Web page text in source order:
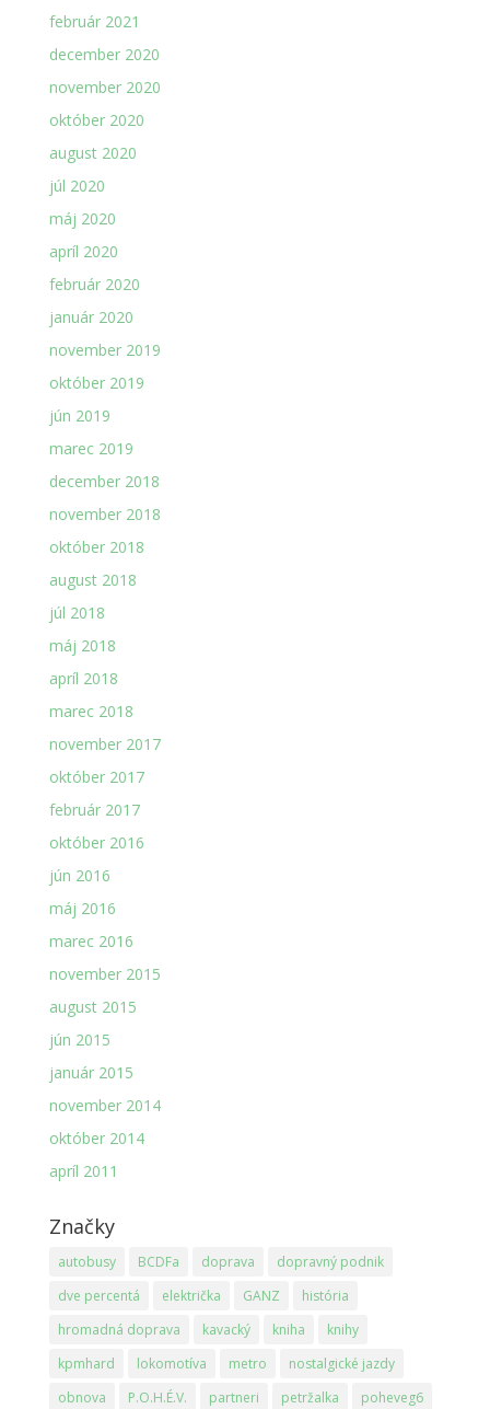
február 2021
december 2020
november 2020
október 2020
august 2020
júl 2020
máj 2020
apríl 2020
február 2020
január 2020
november 2019
október 2019
jún 2019
marec 2019
december 2018
november 2018
október 2018
august 2018
júl 2018
máj 2018
apríl 2018
marec 2018
november 2017
október 2017
február 2017
október 2016
jún 2016
máj 2016
marec 2016
november 2015
august 2015
jún 2015
január 2015
november 2014
október 2014
apríl 2011
Značky
autobusy BCDFa doprava
dopravný podnik
dve percentá
električka GANZ
história
hromadná doprava
kavacký kniha
knihy
kpmhard
lokomotíva metro
nostalgické jazdy
obnova
P.O.H.É.V. partneri petržalka poheveg6